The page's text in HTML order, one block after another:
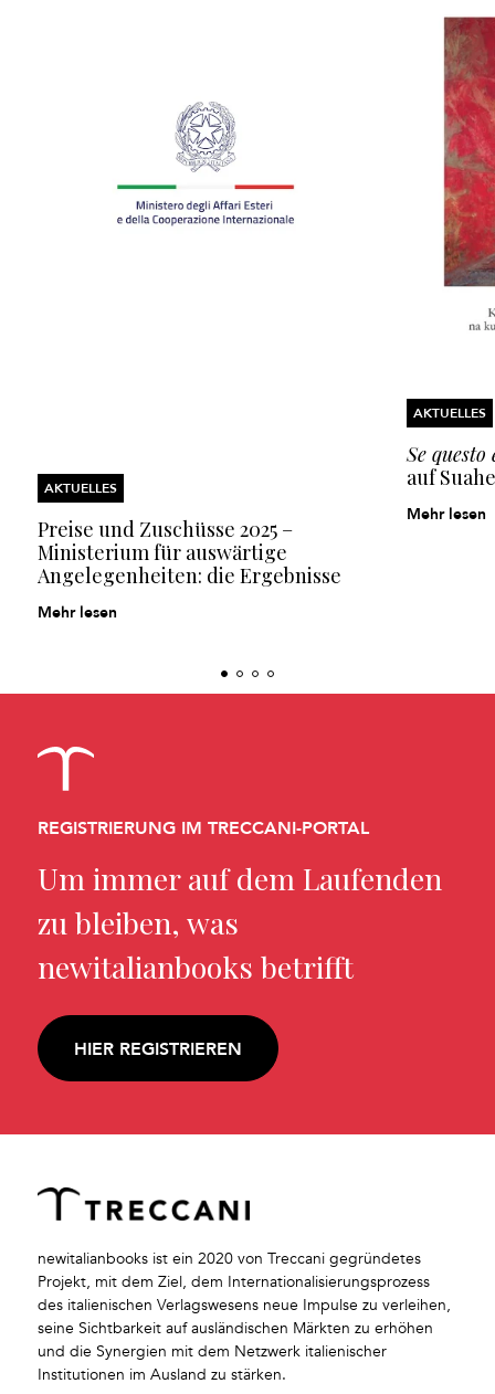
AKTUELLES
Preise und Zuschüsse 2025 –
Ministerium für auswärtige
Angelegenheiten: die Ergebnisse
Mehr lesen
AKTUELLES
Se
auf
Mehr lesen
REGISTRIERUNG IM TRECCANI-PORTAL
Um immer auf dem Laufenden
zu bleiben, was
newitalianbooks betrifft
HIER REGISTRIEREN
newitalianbooks ist ein 2020 von Treccani gegründetes
Projekt, mit dem Ziel, dem Internationalisierungsprozess
des italienischen Verlagswesens neue Impulse zu verleihen,
seine Sichtbarkeit auf ausländischen Märkten zu erhöhen
und die Synergien mit dem Netzwerk italienischer
Institutionen im Ausland zu stärken.